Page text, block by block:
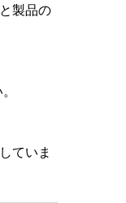
製品の
ていま